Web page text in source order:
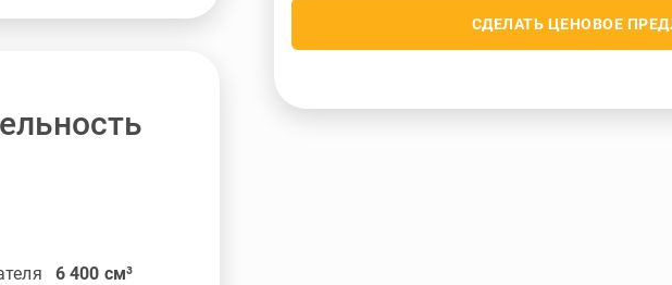
6 400 см³
СДЕЛАТЬ ЦЕНОВОЕ